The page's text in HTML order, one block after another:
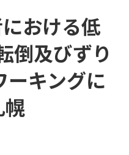
おける低
倒及びずり
ーキングに
幌